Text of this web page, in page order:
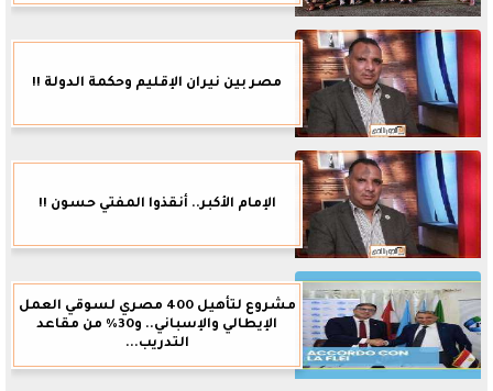
مصر بين نيران الإقليم وحكمة الدولة !!
الإمام الأكبر.. أنقذوا المفتي حسون !!
مشروع لتأهيل 400 مصري لسوقي العمل
الإيطالي والإسباني.. و30% من مقاعد
التدريب...